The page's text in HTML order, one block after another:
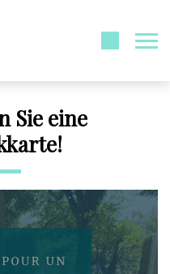
Sie eine